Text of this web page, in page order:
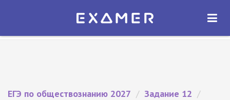
Экзамер — ЕГЭ 2027
ОТКРЫТЬ
ЕГЭ по обществознанию 2027 / Задание 12 /